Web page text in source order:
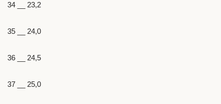
34 __ 23,2
35 __ 24,0
36 __ 24,5
37 __ 25,0